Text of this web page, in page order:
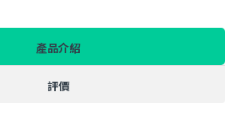
產品介紹
評價